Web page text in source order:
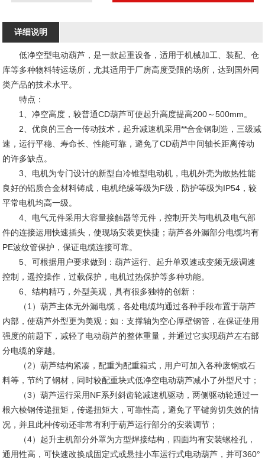
详细说明
低净空型电动葫芦，是一款起重设备，适用于机械加工、装配、仓
库等多种物料转运场所，尤其适用于厂房高度受限的场所，达到国外同
类产品的技术水平。
特点：
1、净空高度，较普通CD葫芦可使起升高度提高200～500mm。
2、优良的三合一传动技术，起升减速机采用**合金钢制造，三级减
速，运行平稳、寿命长、性能可靠，避免了CD葫芦中间轴长距离传动
的许多缺点。
3、电机为专门设计的新型自冷锥型电动机，电机外壳为散热性能
良好的铝质合金材料铸成，电机绝缘等级为F级，防护等级为IP54，较
平常电机均高一级。
4、电气元件采用大容量接触器等元件，控制开关与电机及电气部
件的连接运用快速插头，使现场安装更快捷；葫芦各外漏部分电缆均有
PE波纹管保护，保证电缆连接可靠。
5、可根据用户要求做到：葫芦运行、起升单双速或变频无级调速
控制，遥控操作，过载保护，电机过热保护等多种功能。
6、结构精巧，外型美观，具有很多独特的创新：
（1）葫芦主体无外漏电缆，各处电缆均通过各种手段布置于葫芦
内部，使葫芦外型更为美观；如：支撑轴为空心厚壁钢管，在保证使用
强度的前题下，减轻了电动葫芦的整体重量，并通过它实现葫芦左右部
分电缆的穿越。
（2）葫芦结构紧凑，配重为配重箱式，用户可加入各种废钢或石
料等，节约了钢材，同时较配重块式低净空电动葫芦减小了外型尺寸；
（3）葫芦运行采用NF系列斜齿轮减速机驱动，两侧驱动轮通过一
根六棱钢传递扭矩，传递扭矩大，可靠性高，避免了平键剪切失效的情
况，并且此种传动还非常有利于葫芦运行部分的安装调节；
（4）起升主机部分外罩为方型焊接结构，四面均有安装螺栓孔，
通用性高，可快速改换成固定式或悬挂小车运行式电动葫芦，并可360°